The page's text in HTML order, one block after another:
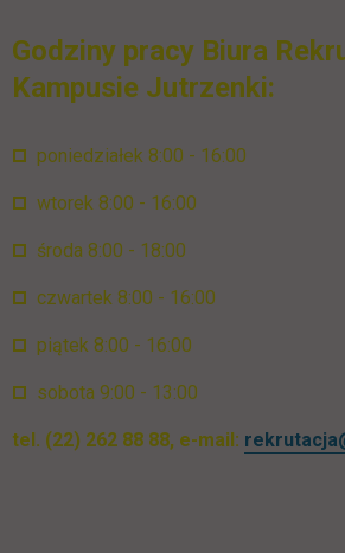
Godziny pracy Biura
Kampusie Jutrzenki:
poniedziałek 8:00 - 16:00
wtorek 8:00 - 16:00
środa 8:00 - 18:00
czwartek 8:00 - 16:00
piątek 8:00 - 16:00
sobota 9:00 - 13:00
tel. (22) 262 88 88, e-mail: